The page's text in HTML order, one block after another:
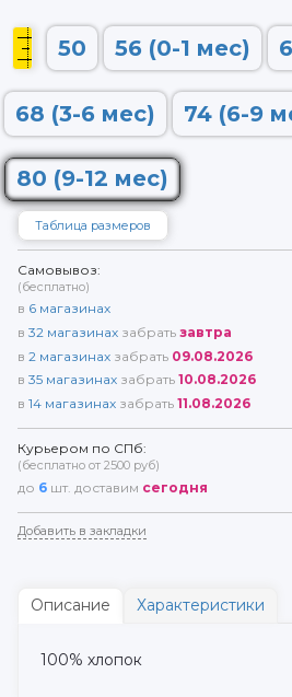
50 56 (0-1 мес)
68 (3-6 мес) 74 (6-9
80 (9-12 мес)
Таблица размеров
Самовывоз:
(бесплатно)
в 6 магазинах
в 32 магазинах забрать завтра
в 2 магазинах забрать 09.08.2026
в 35 магазинах забрать 10.08.2026
в 14 магазинах забрать 11.08.2026
Курьером по СПб:
(бесплатно от 2500 руб)
до 6 шт. доставим сегодня
Добавить в закладки
Описание Характеристики
100% хлопок